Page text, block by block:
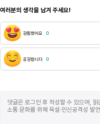
여러분의 생각을 남겨 주세요!
감동했어요 0
공감합니다 0